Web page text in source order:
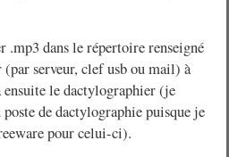
.mp3 dans le répertoire renseigné
serveur, clef usb ou mail) à
le dactylographier (je
poste de dactylographie puisque je
pour celui-ci).